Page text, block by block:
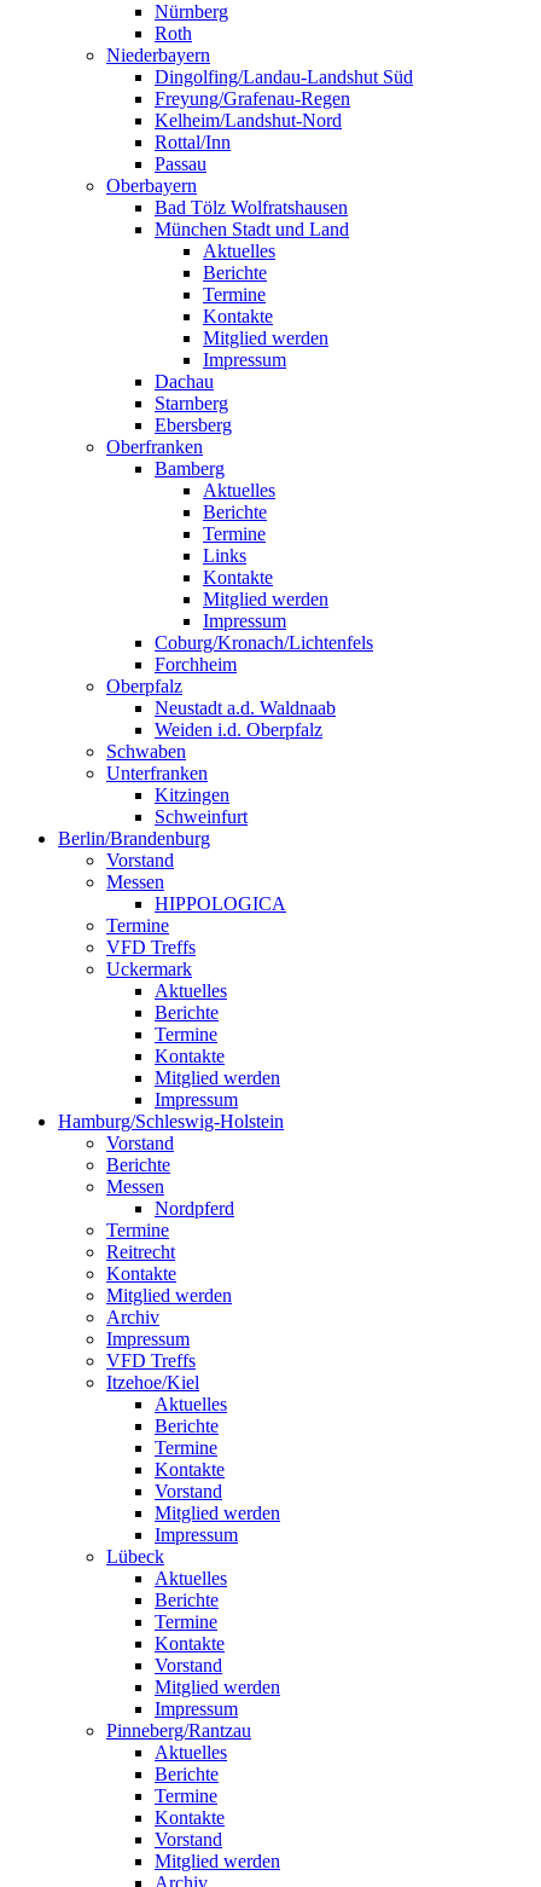
Nürnberg
Roth
Niederbayern
Dingolfing/Landau-Landshut Süd
Freyung/Grafenau-Regen
Kelheim/Landshut-Nord
Rottal/Inn
Passau
Oberbayern
Bad Tölz Wolfratshausen
München Stadt und Land
Aktuelles
Berichte
Termine
Kontakte
Mitglied werden
Impressum
Dachau
Starnberg
Ebersberg
Oberfranken
Bamberg
Aktuelles
Berichte
Termine
Links
Kontakte
Mitglied werden
Impressum
Coburg/Kronach/Lichtenfels
Forchheim
Oberpfalz
Neustadt a.d. Waldnaab
Weiden i.d. Oberpfalz
Schwaben
Unterfranken
Kitzingen
Schweinfurt
Berlin/Brandenburg
Vorstand
Messen
HIPPOLOGICA
Termine
VFD Treffs
Uckermark
Aktuelles
Berichte
Termine
Kontakte
Mitglied werden
Impressum
Hamburg/Schleswig-Holstein
Vorstand
Berichte
Messen
Nordpferd
Termine
Reitrecht
Kontakte
Mitglied werden
Archiv
Impressum
VFD Treffs
Itzehoe/Kiel
Aktuelles
Berichte
Termine
Kontakte
Vorstand
Mitglied werden
Impressum
Lübeck
Aktuelles
Berichte
Termine
Kontakte
Vorstand
Mitglied werden
Impressum
Pinneberg/Rantzau
Aktuelles
Berichte
Termine
Kontakte
Vorstand
Mitglied werden
Archiv